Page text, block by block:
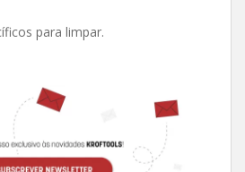
para limpar.